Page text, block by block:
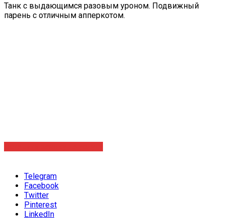
Танк с выдающимся разовым уроном. Подвижный
парень с отличным апперкотом.
Telegram
Facebook
Twitter
Pinterest
LinkedIn